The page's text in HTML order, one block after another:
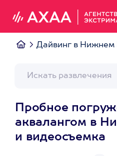
Дайвинг в Нижнем
Пробное
аквалангом в
и видеосъемка